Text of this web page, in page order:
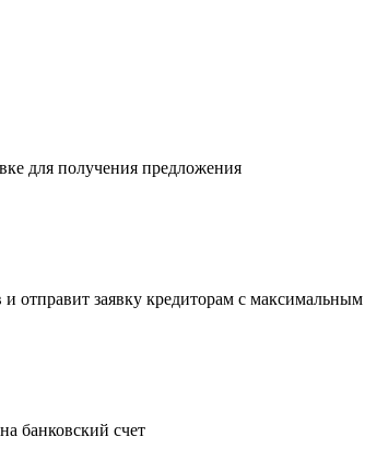
для получения предложения
отправит заявку кредиторам с
банковский счет